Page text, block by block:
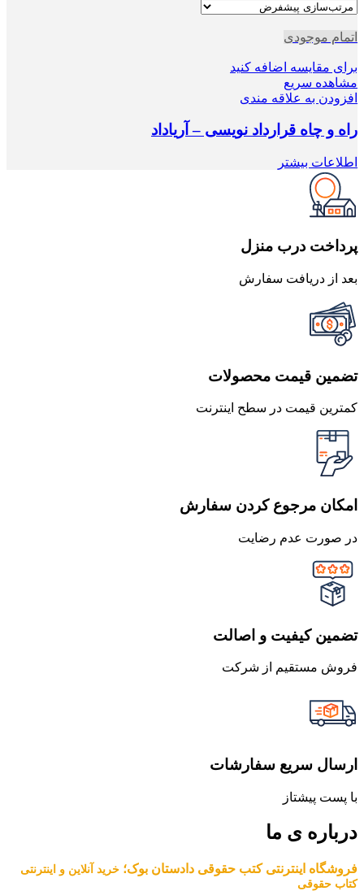
اتمام موجودی
برای مقایسه اضافه کنید
مشاهده سریع
افزودن به علاقه مندی
راه و چاه قرارداد نویسی – آریاداد
اطلاعات بیشتر
پرداخت درب منزل
بعد از دریافت سفارش
تضمین قیمت محصولات
کمترین قیمت در سطح اینترنت
امکان مرجوع کردن سفارش
در صورت عدم رضایت
تضمین کیفیت و اصالت
فروش مستقیم از شرکت
ارسال سریع سفارشات
با پست پیشتاز
درباره ی ما
فروشگاه اینترنتی کتب حقوقی دادستان بوک؛ خرید آنلاین و اینترنتی
کتاب حقوقی